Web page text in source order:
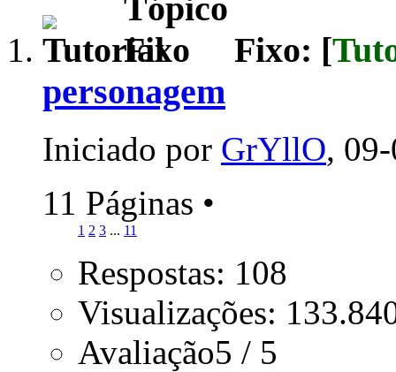
Fixo: [
personagem
Iniciado por GrYllO,
11 Páginas •
1 2 3 ... 11
Respostas: 108
Visualizações:
Avaliação5 / 5